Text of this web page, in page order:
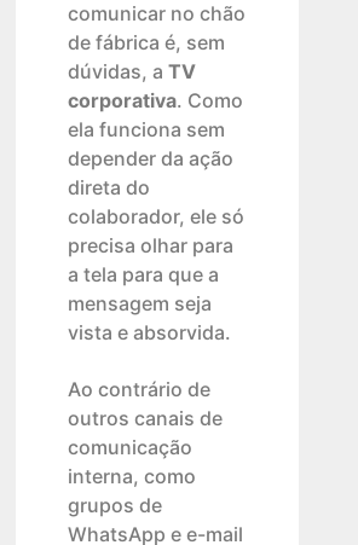
comunicar no chão
de fábrica é, sem
dúvidas, a TV
corporativa. Como
ela funciona sem
depender da ação
direta do
colaborador, ele só
precisa olhar para
a tela para que a
mensagem seja
vista e absorvida.
Ao contrário de
outros canais de
comunicação
interna, como
grupos de
WhatsApp e e-mail